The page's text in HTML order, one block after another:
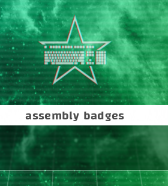
assembly badges